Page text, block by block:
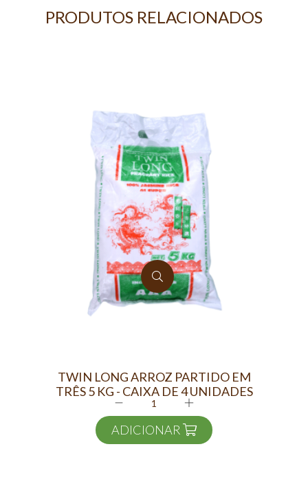
PRODUTOS RELACIONADOS
TWIN LONG ARROZ PARTIDO EM
TRÊS 5 KG - CAIXA DE 4 UNIDADES
ADICIONAR